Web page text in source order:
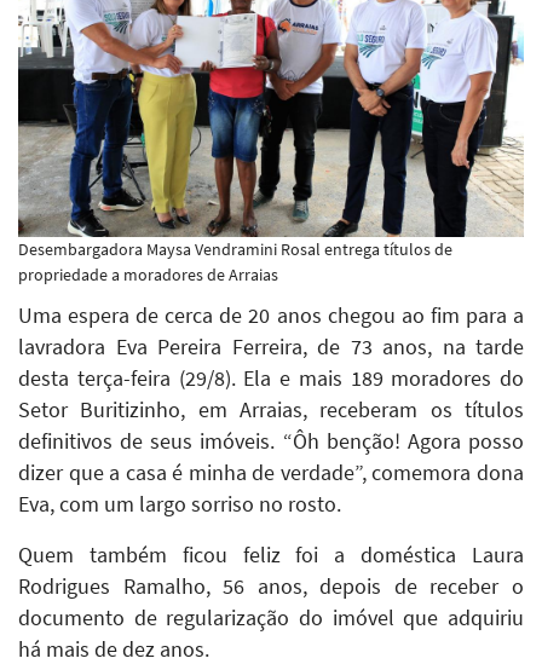
Desembargadora Maysa Vendramini Rosal entrega títulos de
propriedade a moradores de Arraias
Uma espera de cerca de 20 anos chegou ao fim para a
lavradora Eva Pereira Ferreira, de 73 anos, na tarde
desta terça-feira (29/8). Ela e mais 189 moradores do
Setor Buritizinho, em Arraias, receberam os títulos
definitivos de seus imóveis. “Ôh benção! Agora posso
dizer que a casa é minha de verdade”, comemora dona
Eva, com um largo sorriso no rosto.
Quem também ficou feliz foi a doméstica Laura
Rodrigues Ramalho, 56 anos, depois de receber o
documento de regularização do imóvel que adquiriu
há mais de dez anos.